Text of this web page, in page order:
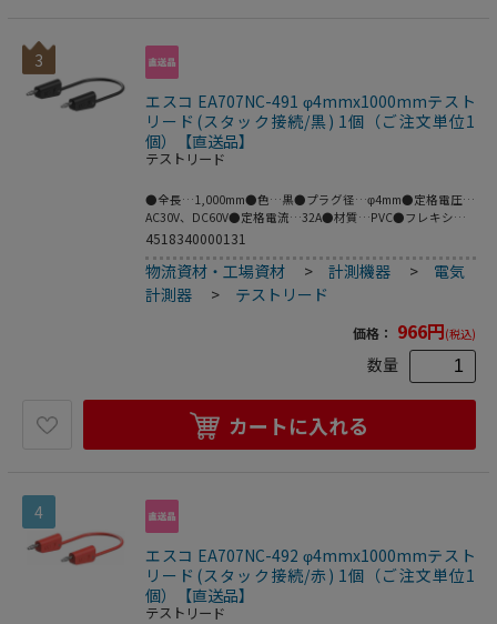
3
エスコ EA707NC-491 φ4mmx1000mmテスト
リード(スタック接続/黒) 1個（ご注文単位1
個）【直送品】
テストリード
●全長…1,000mm●色…黒●プラグ径…φ4mm●定格電圧…
AC30V、DC60V●定格電流…32A●材質…PVC●フレキシブ
ルなケーブルの両端にスタック接続可能なφ4mmの
の両方がMULTILAMの場合は接続できません。●MULTILAM
付（ばね形状の多面接触子付）●梱包サイ
ズ:136×123×36●梱包重量54g
4518340000131
物流資材・工場資材 >計測機器 > 電気
計測器
> テストリード
価格： 966円(税込)
数量
カートに入れる
4
エスコ EA707NC-492 φ4mmx1000mmテスト
リード(スタック接続/赤) 1個（ご注文単位1
個）【直送品】
テストリード